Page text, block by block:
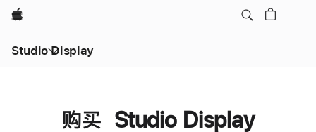
Apple
Studio Display
购买 Studio Display